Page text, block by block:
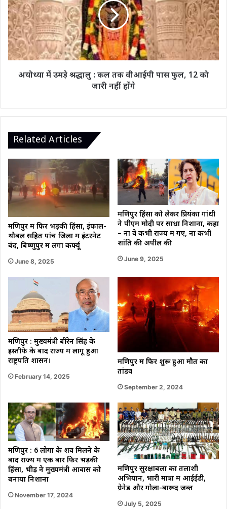
डाला…
फिर
ये
हुआ
श्रद्धालु
:
कल
तक
वीआईपी
पास
अयोध्या में उमड़े श्रद्धालु : कल तक वीआईपी पास फुल, 12 को
जारी नहीं होंगे
Related Articles
मणिपुर में फिर भड़की हिंसा, इंफाल-
थौबल सहित पांच जिलों में इंटरनेट
बंद, बिष्णुपुर में लगा कर्फ्यू
June 8, 2025
मणिपुर हिंसा को लेकर प्रियंका गांधी
ने पीएम मोदी पर साधा निशाना, कहा
– ना वे कभी राज्य में गए, ना कभी
शांति की अपील की
June 9, 2025
मणिपुर : मुख्यमंत्री बीरेन सिंह के
इस्तीफे के बाद राज्य में लागू हुआ
राष्ट्रपति शासन।
February 14, 2025
मणिपुर में फिर शुरू हुआ मौत का
तांडव
September 2, 2024
मणिपुर : 6 लोगों के शव मिलने के
बाद राज्य में एक बार फिर भड़की
हिंसा, भीड़ ने मुख्यमंत्री आवास को
बनाया निशाना
November 17, 2024
मणिपुर सुरक्षाबलों का तलाशी
अभियान, भारी मात्रा में आईईडी,
ग्रेनेड और गोला-बारूद जब्त
July 5, 2025